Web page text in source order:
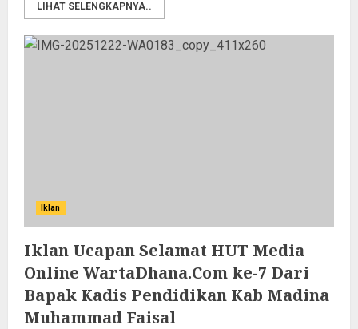
LIHAT SELENGKAPNYA..
Iklan
Iklan Ucapan Selamat HUT Media
Online WartaDhana.Com ke-7 Dari
Bapak Kadis Pendidikan Kab Madina
Muhammad Faisal